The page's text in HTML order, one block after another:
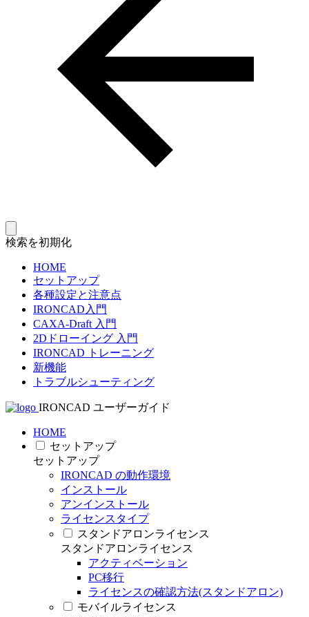
検索を初期化
HOME
セットアップ
各種設定と注意点
IRONCAD入門
CAXA-Draft 入門
2Dドローイング 入門
IRONCAD トレーニング
新機能
トラブルシューティング
IRONCAD ユーザーガイド
HOME
セットアップ
セットアップ
IRONCAD の動作環境
インストール
アンインストール
ライセンスタイプ
スタンドアロンライセンス
スタンドアロンライセンス
アクティベーション
PC移行
ライセンスの確認方法(スタンドアロン)
モバイルライセンス